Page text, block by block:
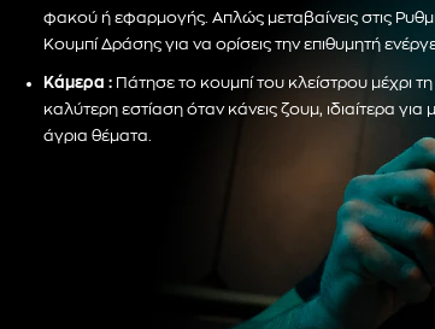
φακού ή εφαρμογής. Απλώς μεταβαίνεις στις
Κουμπί Δράσης για να ορίσεις την επιθυμητή
Κάμερα : Πάτησε το κουμπί του κλείστρου μέχρι
καλύτερη εστίαση όταν κάνεις ζουμ, ιδιαίτερα για
άγρια θέματα.